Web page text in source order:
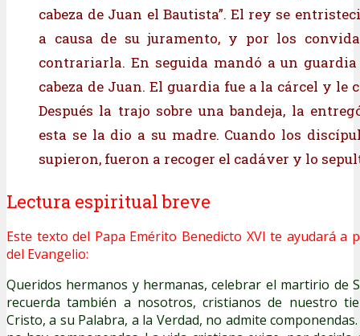
cabeza de Juan el Bautista”. El rey se
a causa de su juramento, y por los
contrariarla. En seguida mandó a un
cabeza de Juan. El guardia fue a la cárcel y le
Después la trajo sobre una bandeja, la
esta se la dio a su madre. Cuando los
supieron, fueron a recoger el cadáver y lo
Lectura espiritual breve
Este texto del Papa Emérito Benedicto XVI te ayudará a
del Evangelio:
Queridos hermanos y hermanas, celebrar el martirio de
recuerda también a nosotros, cristianos de nuestro
Cristo, a su Palabra, a la Verdad, no admite